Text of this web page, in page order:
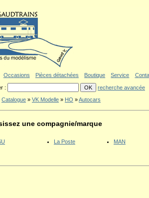
Occasions Pièces détachées Boutique Service
:
recherche avancée
Catalogue » VK Modelle » HO »Autocars
une compagnie/marque
La Poste MAN